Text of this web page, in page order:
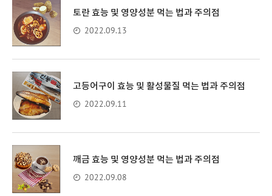
토란 효능 및 영양성분 먹는 법과 주의점
2022.09.13
고등어구이 효능 및 활성물질 먹는 법과 주의점
2022.09.11
깨금 효능 및 영양성분 먹는 법과 주의점
2022.09.08